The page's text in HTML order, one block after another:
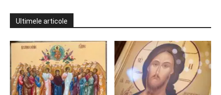
Ultimele articole